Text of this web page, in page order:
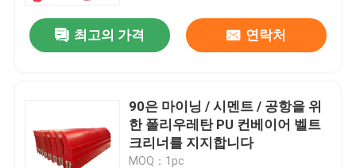
최고의 가격 연락처
90은 마이닝 / 시멘트 / 공항을 위
한 폴리우레탄 PU 컨베이어 벨트
크리너를 지지합니다
MOQ：1pc